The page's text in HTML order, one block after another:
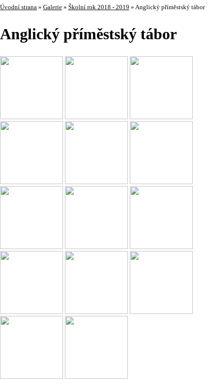
Úvodní strana » Galerie » Školní rok 2018 - 2019 » Anglický příměstský tábor
Anglický příměstský tábor